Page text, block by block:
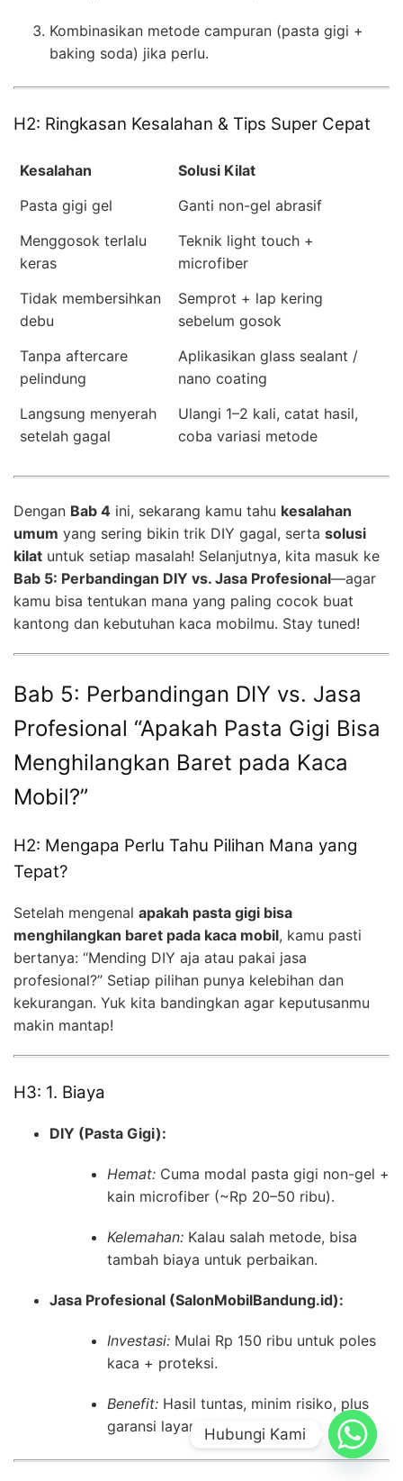
Kombinasikan metode campuran (pasta gigi +
baking soda) jika perlu.
H2: Ringkasan Kesalahan & Tips Super Cepat
Kesalahan
Solusi Kilat
Pasta gigi gel
Ganti non-gel abrasif
Menggosok terlalu
keras
Teknik light touch +
microfiber
Tidak membersihkan
debu
Semprot + lap kering
sebelum gosok
Tanpa aftercare
pelindung
Aplikasikan glass sealant /
nano coating
Langsung menyerah
setelah gagal
Ulangi 1–2 kali, catat hasil,
coba variasi metode
Dengan Bab 4 ini, sekarang kamu tahu kesalahan
umum yang sering bikin trik DIY gagal, serta solusi
kilat untuk setiap masalah! Selanjutnya, kita masuk ke
Bab 5: Perbandingan DIY vs. Jasa Profesional—agar
kamu bisa tentukan mana yang paling cocok buat
kantong dan kebutuhan kaca mobilmu. Stay tuned!
Bab 5: Perbandingan DIY vs. Jasa
Profesional “Apakah Pasta Gigi Bisa
Menghilangkan Baret pada Kaca
Mobil?”
H2: Mengapa Perlu Tahu Pilihan Mana yang
Tepat?
Setelah mengenal apakah pasta gigi bisa
menghilangkan baret pada kaca mobil, kamu pasti
bertanya: “Mending DIY aja atau pakai jasa
profesional?” Setiap pilihan punya kelebihan dan
kekurangan. Yuk kita bandingkan agar keputusanmu
makin mantap!
H3: 1. Biaya
DIY (Pasta Gigi):
Hemat: Cuma modal pasta gigi non-gel +
kain microfiber (~Rp 20–50 ribu).
Kelemahan: Kalau salah metode, bisa
tambah biaya untuk perbaikan.
Jasa Profesional (SalonMobilBandung.id):
Investasi: Mulai Rp 150 ribu untuk poles
kaca + proteksi.
Benefit: Hasil tuntas, minim risiko, plus
garansi layanan.Hubungi Kami